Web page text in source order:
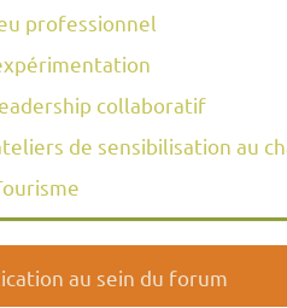
professionnel
collaboratif
de sensibilisation au
au sein du forum